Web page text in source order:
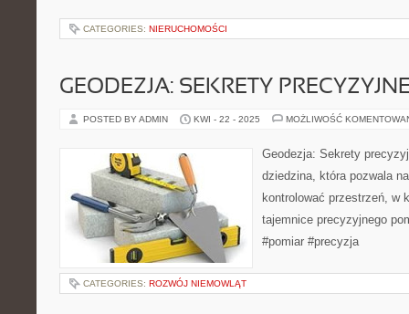
CATEGORIES: NIERUCHOMOŚCI
GEODEZJA: SEKRETY
POSTED BY ADMIN KWI - 22 - 2025 MOŻLIWOŚĆ
Geodezja: Sekrety
dziedzina, która pozwala
kontrolować przestrzeń, w
tajemnice precyzyjnego
#pomiar #precyzja
CATEGORIES: ROZWÓJ NIEMOWLĄT